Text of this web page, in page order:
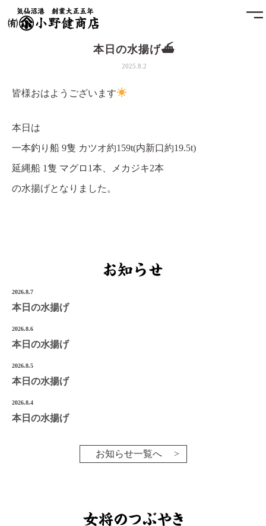
本日の水揚げ⛴
2025.8.2
皆様おはようございます
本日は
一本釣り船 9隻 カツオ約159t(内新口約19.5t)
延縄船 1隻 マグロ1本、メカジキ2本
の水揚げとなりました。
2026.8.7
本日の水揚げ
2026.8.6
本日の水揚げ
2026.8.5
本日の水揚げ
2026.8.4
本日の水揚げ
お知らせ一覧へ
小野健商店について
土藏